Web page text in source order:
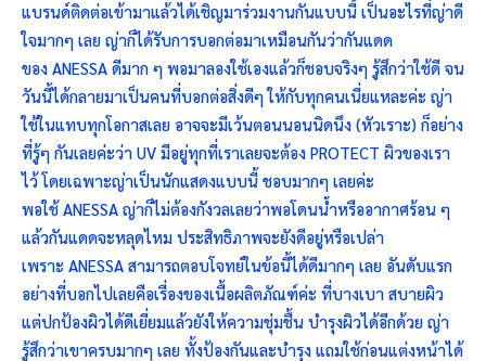
แบรนด์ติดต่อเข้ามาแล้วได้เชิญมาร่วมงานกันแบบนี้ เป็นอะไรที่ญ่าดี
ใจมากๆ เลย ญ่าก็ได้รับการบอกต่อมาเหมือนกันว่ากันแดด
ของ ANESSA ดีมาก ๆ พอมาลองใช้เองแล้วก็ชอบจริงๆ รู้สึกว่าใช้ดี จน
วันนี้ได้กลายมาเป็นคนที่บอกต่อสิ่งดีๆ ให้กับทุกคนเนี่ยแหละค่ะ ญ่า
ใช้ในแทบทุกโอกาสเลย อาจจะมีเว้นตอนนอนนิดนึง (หัวเราะ) ก็อย่าง
ที่รู้ๆ กันเลยค่ะว่า UV มีอยู่ทุกที่เราเลยจะต้อง PROTECT ผิวของเรา
ไว้ โดยเฉพาะญ่าเป็นนักแสดงแบบนี้ ชอบมากๆ เลยค่ะ
พอใช้ ANESSA ญ่าก็ไม่ต้องกังวลเลยว่าพอโดนน้ำหรืออากาศร้อน ๆ
แล้วกันแดดจะหลุดไหม ประสิทธิภาพจะยังดีอยู่หรือเปล่า
เพราะ ANESSA สามารถตอบโจทย์ในข้อนี้ได้ดีมากๆ เลย อันดับแรก
อย่างที่บอกไปเลยคือเรื่องของเนื้อผลิตภัณฑ์ค่ะ ที่บางเบา สบายผิว
แต่ปกป้องผิวได้ดีเยี่ยมแล้วยังให้ความชุ่มชื้น บำรุงผิวได้อีกด้วย ญ่า
รู้สึกว่าเขาครบมากๆ เลย ทั้งป้องกันและบำรุง แถมใช้ก่อนแต่งหน้าได้